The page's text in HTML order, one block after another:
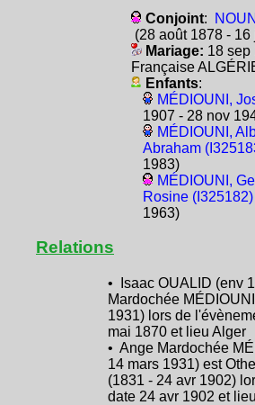
Conjoint:
(28 août 1878 - 16
Mariage: 18 sep
Française
Enfants:
MÉDIOUNI,
1907 - 28 nov
MÉDIOUNI,
Abraham
1983)
MÉDIOUNI,
Rosine (I325182)
1963)
Relations
• Isaac OUALID (env
Mardochée
1931) lors de
mai 1870 et lieu Alger
• Ange Mardochée
14 mars 1931) est
(1831 - 24 avr 1902)
date 24 avr 1902 et